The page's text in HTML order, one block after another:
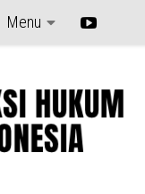
Menu